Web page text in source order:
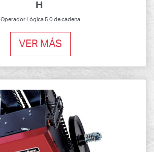
H
Operador Lógica 5.0 de cadena
VER MÁS